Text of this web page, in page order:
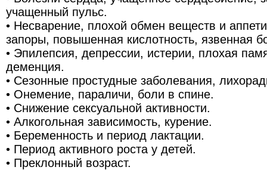
учащенный пульс.
• Несварение, плохой обмен веществ и
запоры, повышенная кислотность, язвенная
• Эпилепсия, депрессии, истерии, плохая
деменция.
• Сезонные простудные заболевания,
• Онемение, параличи, боли в спине.
• Снижение сексуальной активности.
• Алкогольная зависимость, курение.
• Беременность и период лактации.
• Период активного роста у детей.
• Преклонный возраст.